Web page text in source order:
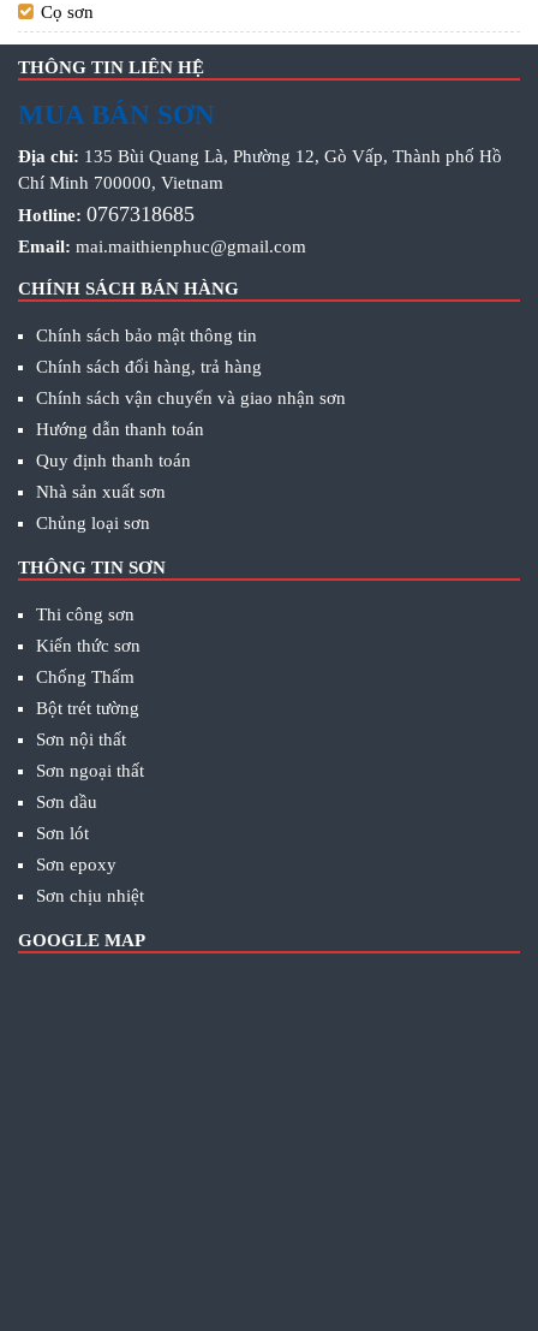
Cọ sơn
THÔNG TIN LIÊN HỆ
MUA BÁN SƠN
Địa chỉ: 135 Bùi Quang Là, Phường 12, Gò Vấp, Thành phố Hồ
Chí Minh 700000, Vietnam
Hotline: 0767318685
Email: mai.maithienphuc@gmail.com
CHÍNH SÁCH BÁN HÀNG
Chính sách bảo mật thông tin
Chính sách đổi hàng, trả hàng
Chính sách vận chuyển và giao nhận sơn
Hướng dẫn thanh toán
Quy định thanh toán
Nhà sản xuất sơn
Chủng loại sơn
THÔNG TIN SƠN
Thi công sơn
Kiến thức sơn
Chống Thấm
Bột trét tường
Sơn nội thất
Sơn ngoại thất
Sơn dầu
Sơn lót
Sơn epoxy
Sơn chịu nhiệt
GOOGLE MAP